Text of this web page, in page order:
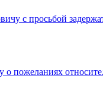
с просьбой
пожеланиях